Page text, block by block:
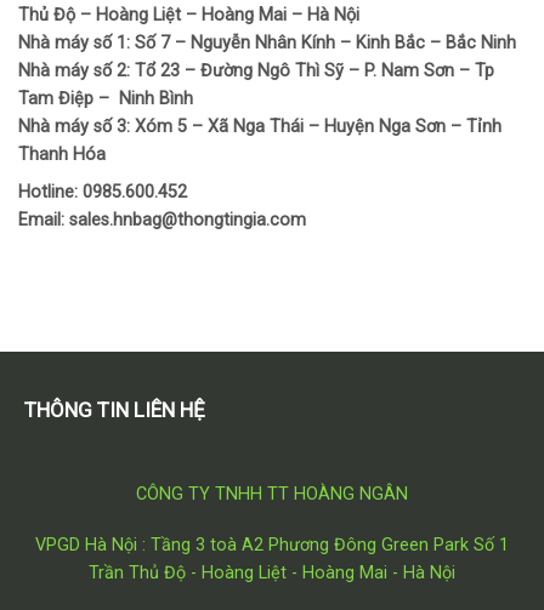
Thủ Độ – Hoàng Liệt – Hoàng Mai – Hà Nội
Nhà máy số 1: Số 7 – Nguyễn Nhân Kính – Kinh Bắc – Bắc Ninh
Nhà máy số 2: Tổ 23 – Đường Ngô Thì Sỹ – P. Nam Sơn – Tp
Tam Điệp – Ninh Bình
Nhà máy số 3: Xóm 5 – Xã Nga Thái – Huyện Nga Sơn – Tỉnh
Thanh Hóa
Hotline: 0985.600.452
Email: sales.hnbag@thongtingia.com
THÔNG TIN LIÊN HỆ
CÔNG TY TNHH TT HOÀNG NGÂN
VPGD Hà Nội : Tầng 3 toà A2 Phương Đông Green Park Số 1
Trần Thủ Độ - Hoàng Liệt - Hoàng Mai - Hà Nội